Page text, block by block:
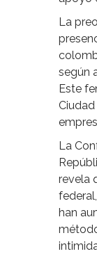
La
según
Este
La
revela
han